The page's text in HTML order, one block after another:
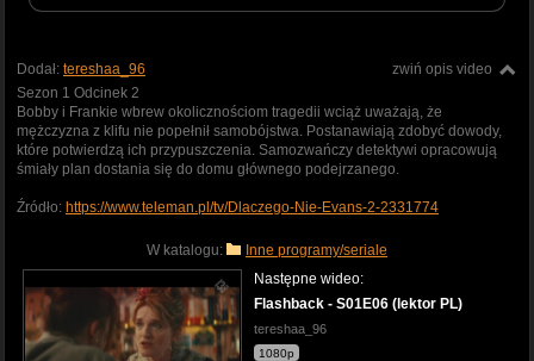
zwiń opis video
Dodał: tereshaa_96
Sezon 1 Odcinek 2
Bobby i Frankie wbrew okolicznościom tragedii wciąż uważają, że
mężczyzna z klifu nie popełnił samobójstwa. Postanawiają zdobyć dowody,
które potwierdzą ich przypuszczenia. Samozwańczy detektywi opracowują
śmiały plan dostania się do domu głównego podejrzanego.
Źródło: https://www.teleman.pl/tv/Dlaczego-Nie-Evans-2-2331774
W katalogu: Inne programy/seriale
Następne wideo:
Flashback - S01E06 (lektor PL)
tereshaa_96
1080p